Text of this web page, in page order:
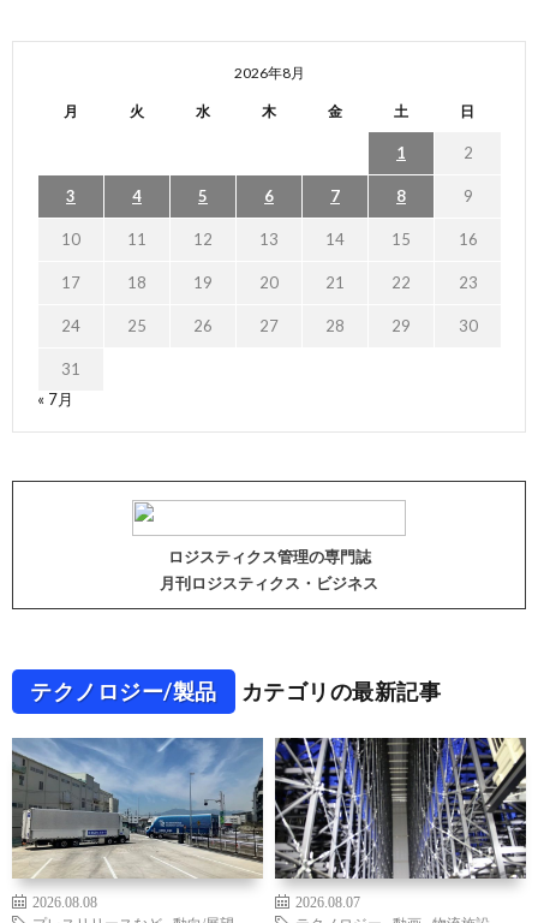
2026年8月
月 火 水 木 金 土 日
1 2
3 4 5 6 7 8 9
10 11 12 13 14 15 16
17 18 19 20 21 22 23
24 25 26 27 28 29 30
31
« 7月
ロジスティクス管理の専門誌
月刊ロジスティクス・ビジネス
テクノロジー/製品 カテゴリの最新記事
2026.08.08
2026.08.07